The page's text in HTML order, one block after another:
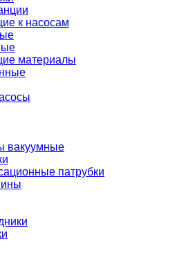
к насосам
материалы
вакуумные
патрубки